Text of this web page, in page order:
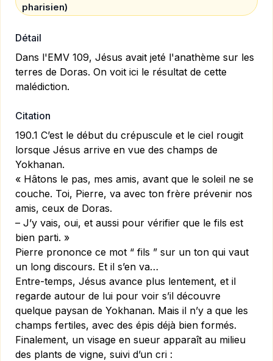
pharisien)
Détail
Dans l'EMV 109, Jésus avait jeté l'anathème sur les
terres de Doras. On voit ici le résultat de cette
malédiction.
Citation
190.1 C’est le début du crépuscule et le ciel rougit
lorsque Jésus arrive en vue des champs de
Yokhanan.
« Hâtons le pas, mes amis, avant que le soleil ne se
couche. Toi, Pierre, va avec ton frère prévenir nos
amis, ceux de Doras.
– J’y vais, oui, et aussi pour vérifier que le fils est
bien parti. »
Pierre prononce ce mot “ fils ” sur un ton qui vaut
un long discours. Et il s’en va…
Entre-temps, Jésus avance plus lentement, et il
regarde autour de lui pour voir s’il découvre
quelque paysan de Yokhanan. Mais il n’y a que les
champs fertiles, avec des épis déjà bien formés.
Finalement, un visage en sueur apparaît au milieu
des plants de vigne, suivi d’un cri :